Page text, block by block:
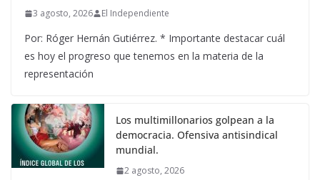
3 agosto, 2026 El Independiente
Por: Róger Hernán Gutiérrez. * Importante destacar cuál
es hoy el progreso que tenemos en la materia de la
representación
Los multimillonarios golpean a la
democracia. Ofensiva antisindical
mundial.
2 agosto, 2026